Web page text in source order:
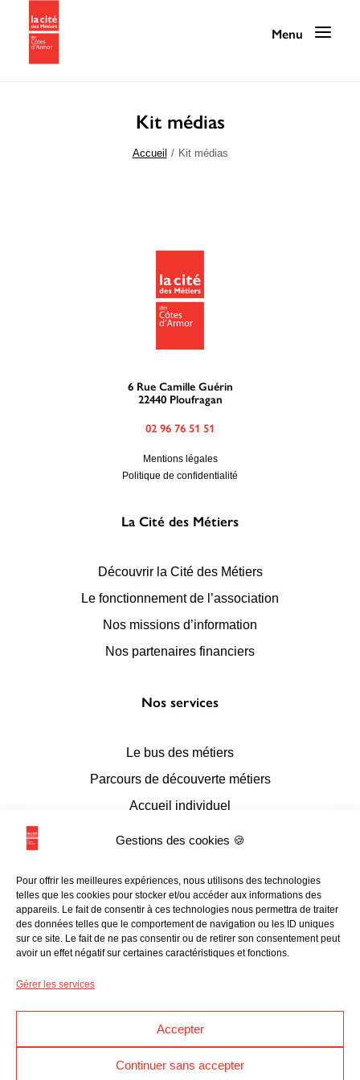
Gestions des cookies 🍪
Pour offrir les meilleures expériences, nous utilisons des technologies
telles que les cookies pour stocker et/ou accéder aux informations des
appareils. Le fait de consentir à ces technologies nous permettra de traiter
des données telles que le comportement de navigation ou les ID uniques
sur ce site. Le fait de ne pas consentir ou de retirer son consentement peut
avoir un effet négatif sur certaines caractéristiques et fonctions.
Gérer les services
Accepter
Continuer sans accepter
Programmation
Kit médias
Accueil Kit médias
6 Rue Camille Guérin
22440 Ploufragan
02 96 76 51 51
Mentions légales
Politique de confidentialité
La Cité des Métiers
Découvrir la Cité des Métiers
Le fonctionnement de l’association
Nos missions d’information
Nos partenaires financiers
Nos services
Le bus des métiers
Parcours de découverte métiers
Accueil individuel
Accueil en conseil numérique
Espace documentaire et multimédia
L’accessibilité
Les liens utiles
Programmation
Ressources en ligne
Kit médias